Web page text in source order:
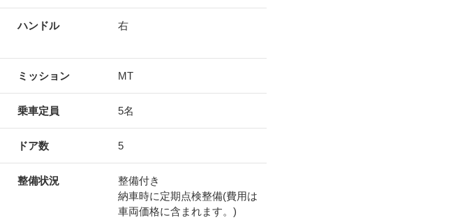
ハンドル 右
ミッション MT
乗車定員 5名
ドア数 5
整備状況
整備付き
納車時に定期点検整備(費用は
車両価格に含まれます。)